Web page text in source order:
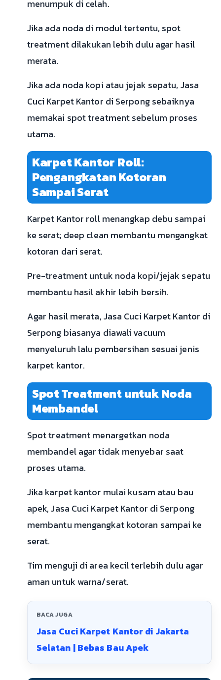
menumpuk di celah.
Jika ada noda di modul tertentu, spot
treatment dilakukan lebih dulu agar hasil
merata.
Jika ada noda kopi atau jejak sepatu, Jasa
Cuci Karpet Kantor di Serpong sebaiknya
memakai spot treatment sebelum proses
utama.
Karpet Kantor Roll:
Pengangkatan Kotoran
Sampai Serat
Karpet Kantor roll menangkap debu sampai
ke serat; deep clean membantu mengangkat
kotoran dari serat.
Pre-treatment untuk noda kopi/jejak sepatu
membantu hasil akhir lebih bersih.
Agar hasil merata, Jasa Cuci Karpet Kantor di
Serpong biasanya diawali vacuum
menyeluruh lalu pembersihan sesuai jenis
karpet kantor.
Spot Treatment untuk Noda
Membandel
Spot treatment menargetkan noda
membandel agar tidak menyebar saat
proses utama.
Jika karpet kantor mulai kusam atau bau
apek, Jasa Cuci Karpet Kantor di Serpong
membantu mengangkat kotoran sampai ke
serat.
Tim menguji di area kecil terlebih dulu agar
aman untuk warna/serat.
BACA JUGA
Jasa Cuci Karpet Kantor di Jakarta
Selatan | Bebas Bau Apek